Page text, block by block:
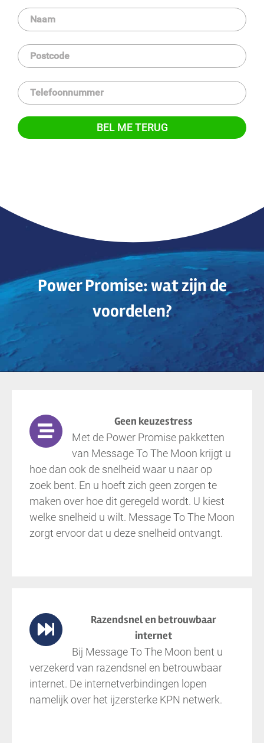
Power Promise: wat zijn de
voordelen?
Geen keuzestress
Met de Power Promise pakketten
van Message To The Moon krijgt u
hoe dan ook de snelheid waar u naar op
zoek bent. En u hoeft zich geen zorgen te
maken over hoe dit geregeld wordt. U kiest
welke snelheid u wilt. Message To The Moon
zorgt ervoor dat u deze snelheid ontvangt.
Razendsnel en betrouwbaar
internet
Bij Message To The Moon bent u
verzekerd van razendsnel en betrouwbaar
internet. De internetverbindingen lopen
namelijk over het ijzersterke KPN netwerk.